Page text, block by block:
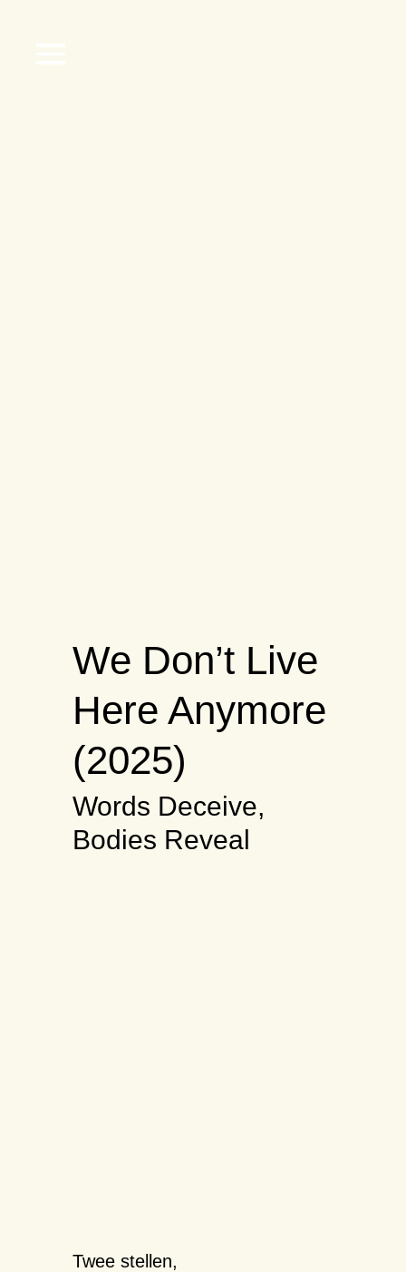
We Don’t Live
Here Anymore
(2025)
Words Deceive,
Bodies Reveal
20.00 uur
Twee stellen,